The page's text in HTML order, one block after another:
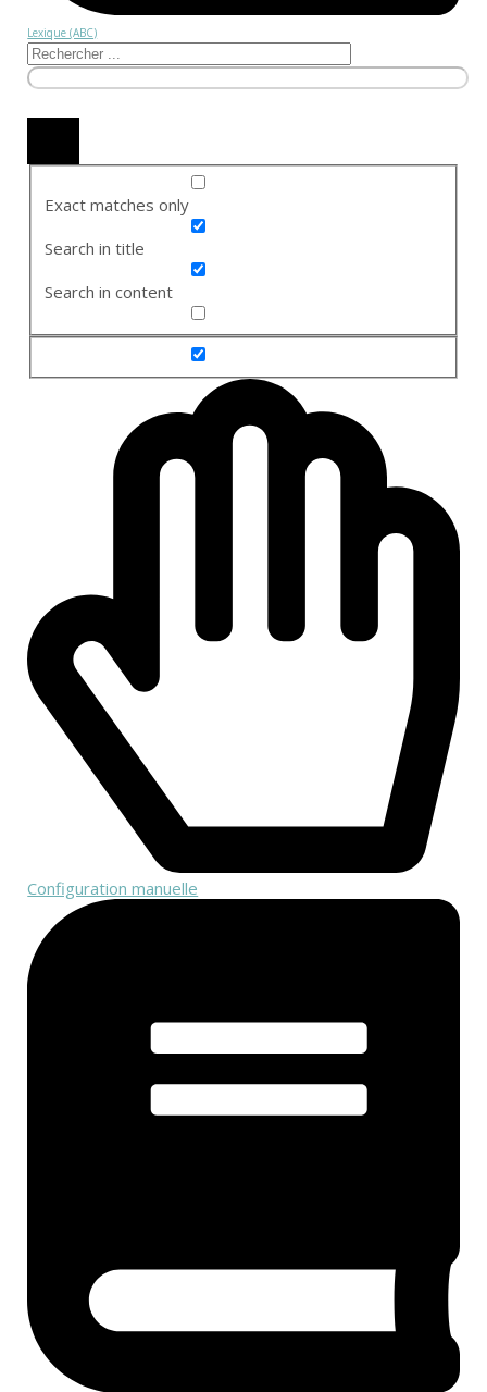
Lexique (ABC)
Exact matches only
Search in title
Search in content
Configuration manuelle